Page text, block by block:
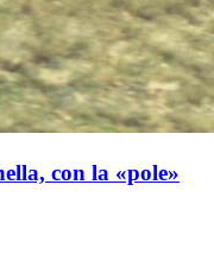
con la «pole»